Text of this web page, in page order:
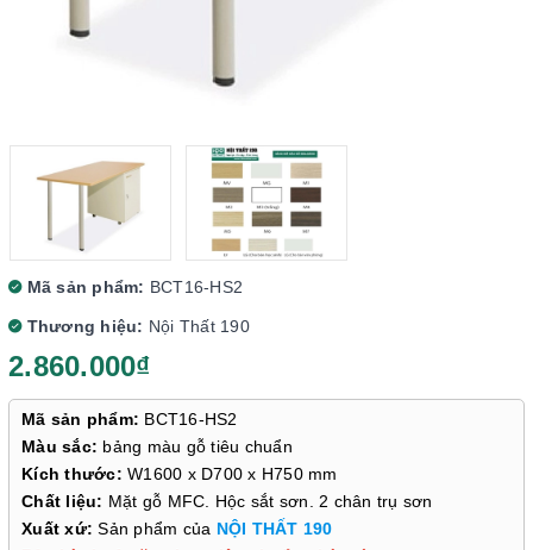
Mã sản phẩm: BCT16-HS2
Thương hiệu: Nội Thất 190
2.860.000₫
Mã sản phẩm: BCT16-HS2
Màu sắc: bảng màu gỗ tiêu chuẩn
Kích thước: W1600 x D700 x H750 mm
Chất liệu: Mặt gỗ MFC. Hộc sắt sơn. 2 chân trụ sơn
Xuất xứ: Sản phẩm của NỘI THẤT 190